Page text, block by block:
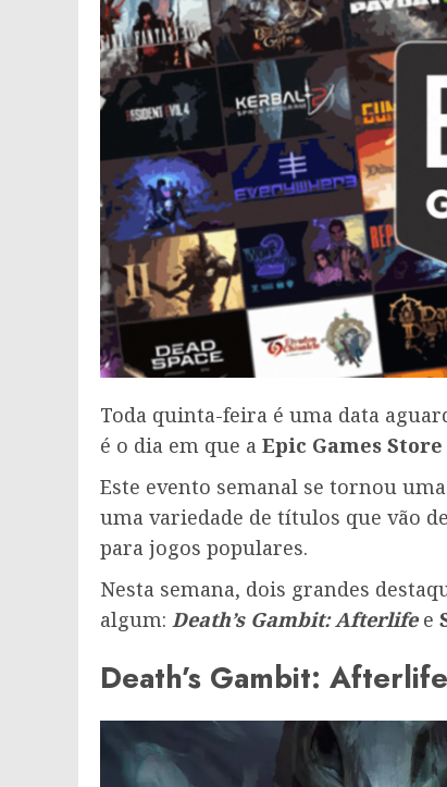
Toda quinta-feira é uma data
é o dia em que a Epic Games Store
Este evento semanal se tornou
uma variedade de títulos que vão
para jogos populares.
Nesta semana, dois grandes
algum: Death’s Gambit: Afterlifee
Death’s Gambit: Afterlife